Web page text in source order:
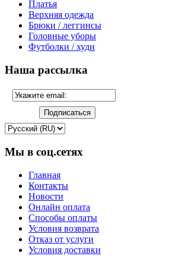
Платья
Верхняя одежда
Брюки / леггинсы
Головные уборы
Футболки / худи
Наша рассылка
Мы в соц.сетях
Главная
Контакты
Новости
Онлайн оплата
Способы оплаты
Условия возврата
Отказ от услуги
Условия доставки